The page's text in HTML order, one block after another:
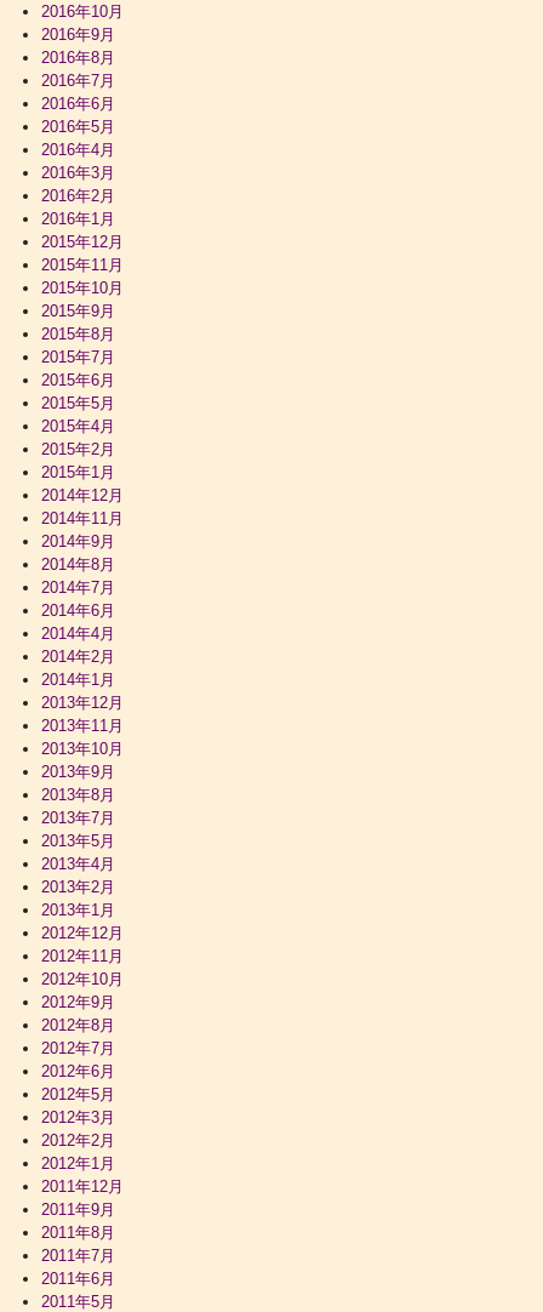
2016年10月
2016年9月
2016年8月
2016年7月
2016年6月
2016年5月
2016年4月
2016年3月
2016年2月
2016年1月
2015年12月
2015年11月
2015年10月
2015年9月
2015年8月
2015年7月
2015年6月
2015年5月
2015年4月
2015年2月
2015年1月
2014年12月
2014年11月
2014年9月
2014年8月
2014年7月
2014年6月
2014年4月
2014年2月
2014年1月
2013年12月
2013年11月
2013年10月
2013年9月
2013年8月
2013年7月
2013年5月
2013年4月
2013年2月
2013年1月
2012年12月
2012年11月
2012年10月
2012年9月
2012年8月
2012年7月
2012年6月
2012年5月
2012年3月
2012年2月
2012年1月
2011年12月
2011年9月
2011年8月
2011年7月
2011年6月
2011年5月